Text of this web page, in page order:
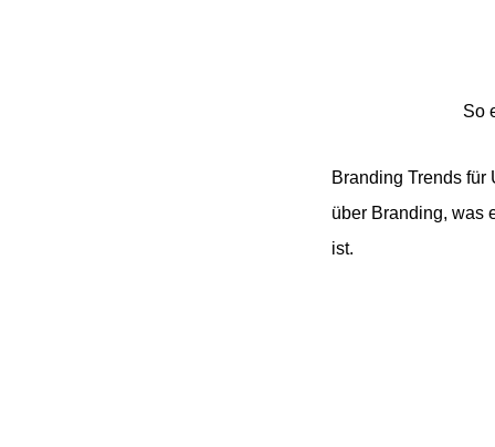
So
Branding Trends
über Branding, was
ist.